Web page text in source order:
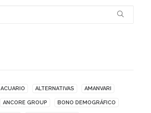
ACUARIO ALTERNATIVAS AMANVARI
ANCORE GROUP BONO DEMOGRÁFICO